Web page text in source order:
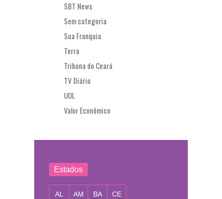
SBT News
Sem categoria
Sua Franquia
Terra
Tribuna do Ceará
TV Diário
UOL
Valor Econômico
Estados
AL AM BA CE